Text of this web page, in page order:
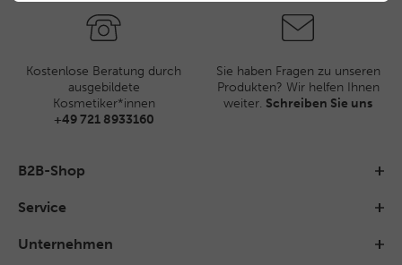
Kostenlose Beratung durch
ausgebildete
Kosmetiker*innen
+49 721 8933160
Sie haben Fragen zu unseren
Produkten? Wir helfen Ihnen
weiter. Schreiben Sie uns
B2B-Shop
Service
Unternehmen